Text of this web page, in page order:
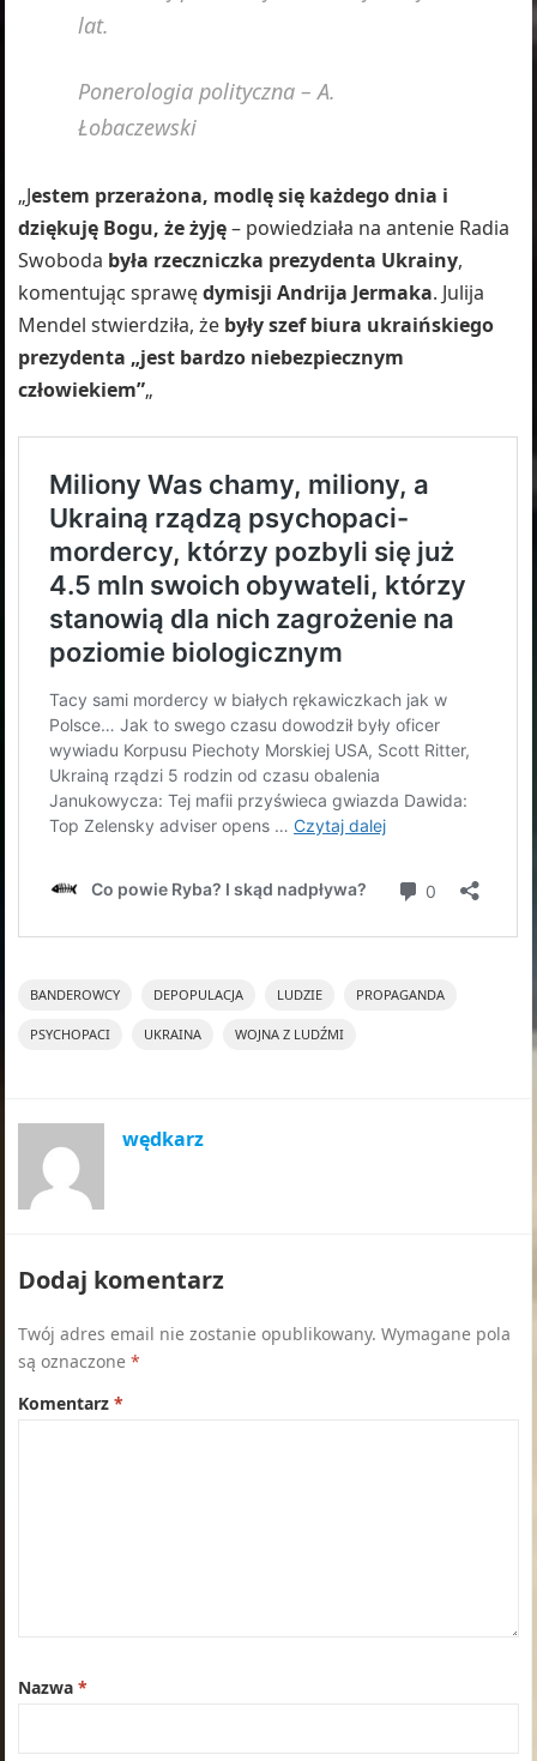
lat.
Ponerologia polityczna – A.
Łobaczewski
„Jestem przerażona, modlę się każdego dnia i
dziękuję Bogu, że żyję– powiedziała na antenie Radia
Swoboda była rzeczniczka prezydenta Ukrainy,
komentując sprawędymisji Andrija Jermaka. Julija
Mendel stwierdziła, że były szef biura ukraińskiego
prezydenta „jest bardzo niebezpiecznym
człowiekiem”„
BANDEROWCY DEPOPULACJA LUDZIE PROPAGANDA
PSYCHOPACI UKRAINA WOJNA Z LUDŹMI
wędkarz
Dodaj komentarz
Twój adres email nie zostanie opublikowany. Wymagane pola
są oznaczone*
Komentarz*
Nazwa*